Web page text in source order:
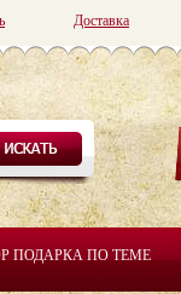
Доставка
ПОДАРКА ПО ТЕМЕ